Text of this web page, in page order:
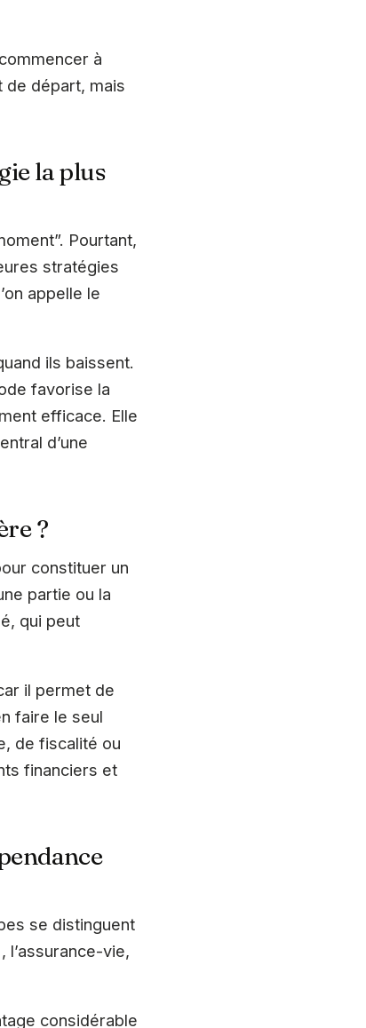
à
de départ, mais
la plus
Pourtant,
stratégies
appelle le
ils baissent.
favorise la
efficace. Elle
d’une
?
constituer un
partie ou la
qui peut
il permet de
faire le seul
de fiscalité ou
financiers et
se distinguent
l’assurance-vie,
considérable